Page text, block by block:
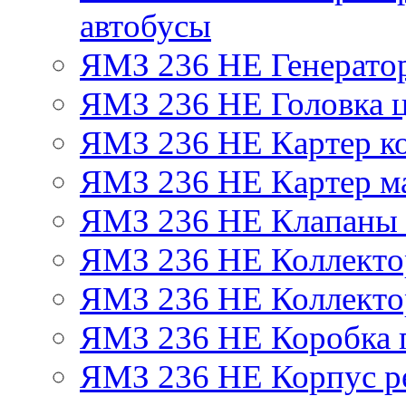
автобусы
ЯМЗ 236 НЕ
ЯМЗ 236 НЕ Головка
ЯМЗ 236 НЕ Картер
ЯМЗ 236 НЕ Картер
ЯМЗ 236 НЕ Клапаны
ЯМЗ 236 НЕ
ЯМЗ 236 НЕ
ЯМЗ 236 НЕ Коробка
ЯМЗ 236 НЕ Корпус